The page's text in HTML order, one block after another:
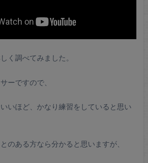
く調べてみました。
ーですので、
いほど、かなり練習をしていると思い
のある方なら分かると思いますが、